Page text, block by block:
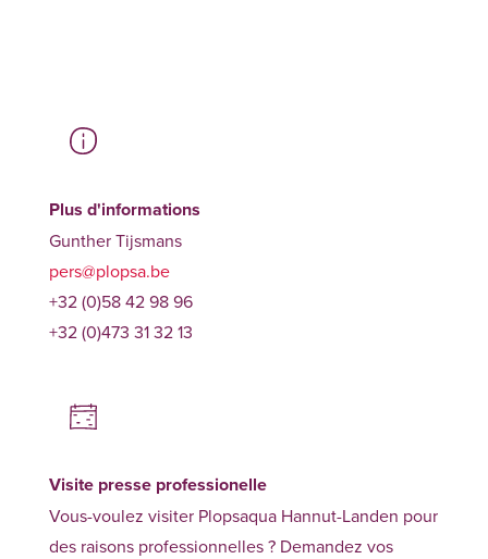
Plus d'informations
Gunther Tijsmans
pers@plopsa.be
+32 (0)58 42 98 96
+32 (0)473 31 32 13
Visite presse professionelle
Vous-voulez visiter Plopsaqua Hannut-Landen pour
des raisons professionnelles ? Demandez vos